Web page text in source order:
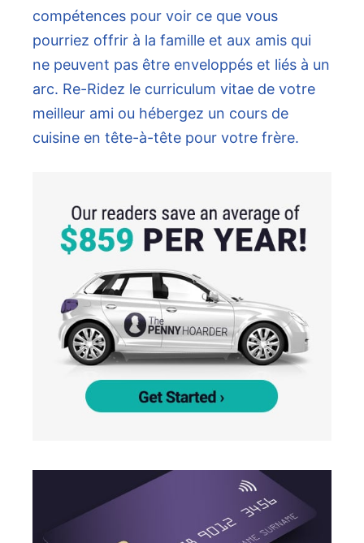
compétences pour voir ce que vous
pourriez offrir à la famille et aux amis qui
ne peuvent pas être enveloppés et liés à un
arc. Re-Ridez le curriculum vitae de votre
meilleur ami ou hébergez un cours de
cuisine en tête-à-tête pour votre frère.